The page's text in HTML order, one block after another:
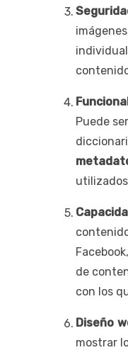
Puede
de
con los
Diseño
mostrar